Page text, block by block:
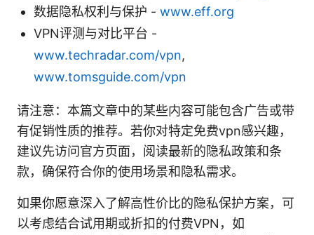
数据隐私权利与保护 - www.eff.org
VPN评测与对比平台 -
www.techradar.com/vpn,
www.tomsguide.com/vpn
请注意：本篇文章中的某些内容可能包含广告或带
有促销性质的推荐。若你对特定免费vpn感兴趣，
建议先访问官方页面，阅读最新的隐私政策和条
款，确保符合你的使用场景和隐私需求。
如果你愿意深入了解高性价比的隐私保护方案，可
以考虑结合试用期或折扣的付费VPN，如